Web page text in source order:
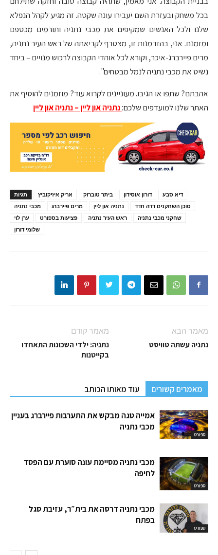
בכל משחק ובעזרת השם יעבירו עונה שקטה. זה מגיע לקהל הנפלא
שלנו ולכל האנשים שמקיפים את מכבי נתניה ותורמים מכספם
ומזמנם. אני, בהזדמנות זו, מצטרף לקריאתה של ראש העיר נתניה,
מרים פיירברג-איכר, וקורא לכל אוהדי הקבוצה לרכוש מנויים – ביחד
נשיט את מכבי נתניה לנמל מבטחים".
אהבתם? שתפו או הגיבו. מעוניינים לקרוא עוד? מוזמנים להוסיף את
האתר שלנו למועדפים שלכם:נתניה און ליין – נתניה און ליין
תגיות אריק איזיקוביץ ביתר טוברוק דורון אוסידון
דיא סבע
מכבי נתניה
מרים פיירברג נתניה און ליין
סוכן השחקנים דדה חדד
ערן לוי
פציעות בספורט ראש העיר נתניה
שחקני מכבי נתניה
שלומי דורון
מאמר קודם
נתניה: ילדי השכונות התאחדו
בקייטנות
מאמר הבא
נתניה עשתה טוויסט
מאמרים קשורים עוד מאותו הכותב
ספורט
אמייה טגה מבקש את התערבות פיירברג בעניין
מכבי נתניה
ספורט
מכבי נתניה מסיימת עונה סוערת עם הפסד
לחיפה
ספורט
מכבי נתניה דרסה את בית״ר, עזיבת סגל
בפתח